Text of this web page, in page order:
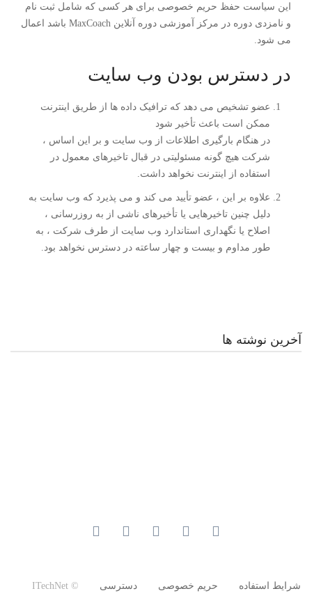
آخرین نوشته ها
این سیاست حفظ حریم خصوصی برای هر کسی که شامل ثبت نام
و نامزدی دوره در مرکز آموزشی دوره آنلاین MaxCoach باشد اعمال
می شود.
در دسترس بودن وب سایت
عضو تشخیص می دهد که ترافیک داده ها از طریق اینترنت
ممکن است باعث تأخیر شود
در هنگام بارگیری اطلاعات از وب سایت و بر این اساس ،
شرکت هیچ گونه مسئولیتی در قبال تاخیرهای معمول در
استفاده از اینترنت نخواهد داشت.
علاوه بر این ، عضو تأیید می کند و می پذیرد که وب سایت به
دلیل چنین تاخیرهایی یا تأخیرهای ناشی از به روزرسانی ،
اصلاح یا نگهداری استاندارد وب سایت از طرف شرکت ، به
طور مداوم و بیست و چهار ساعته در دسترس نخواهد بود.
شرایط استفاده حریم خصوصی دسترسی © ITechNet